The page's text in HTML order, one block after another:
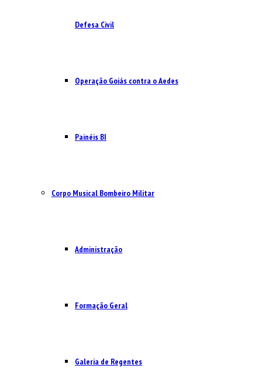
Defesa Civil
Operação Goiás contra o Aedes
Painéis BI
Corpo Musical Bombeiro Militar
Administração
Formação Geral
Galeria de Regentes